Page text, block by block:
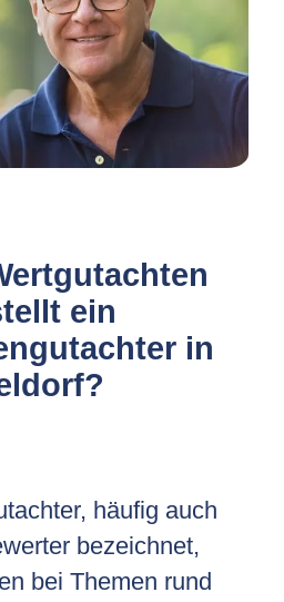
ein
in
häufig auch
bezeichnet,
bei Themen rund